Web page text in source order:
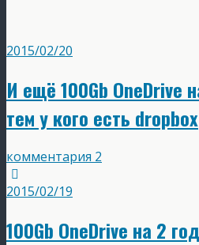
2015/02/20
И ещё 100Gb OneDrive
тем у кого есть dropbox
комментария 2
2015/02/19
100Gb OneDrive на 2